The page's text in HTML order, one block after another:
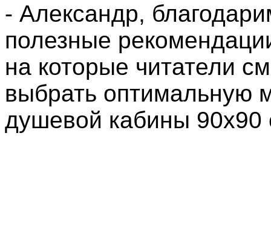
- Александр,
полезные
на которые читатели
выбрать оптимальную
душевой кабины 90х90